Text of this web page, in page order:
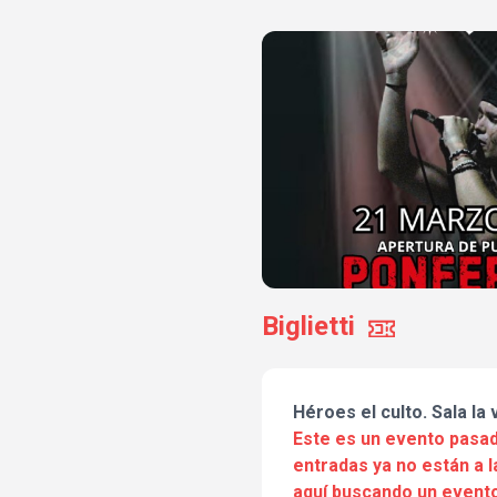
Biglietti
Héroes el culto. Sala la
Este es un evento
entradas ya no están a
aquí buscando un